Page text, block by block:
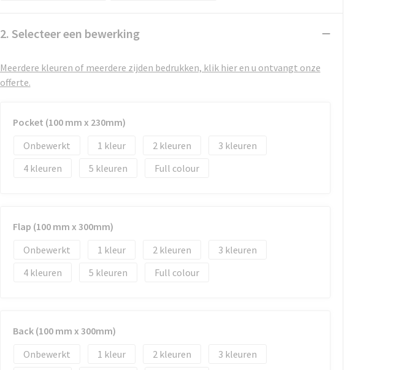
2. Selecteer een bewerking
Meerdere kleuren of meerdere zijden bedrukken, klik hier en u ontvangt onze
offerte.
Pocket (100 mm x 230mm)
Onbewerkt
1 2
3
4
5 Full colour
Flap (100 mm x 300mm)
Onbewerkt
1 2
3
4
5 Full colour
Back (100 mm x 300mm)
Onbewerkt
1 2
3